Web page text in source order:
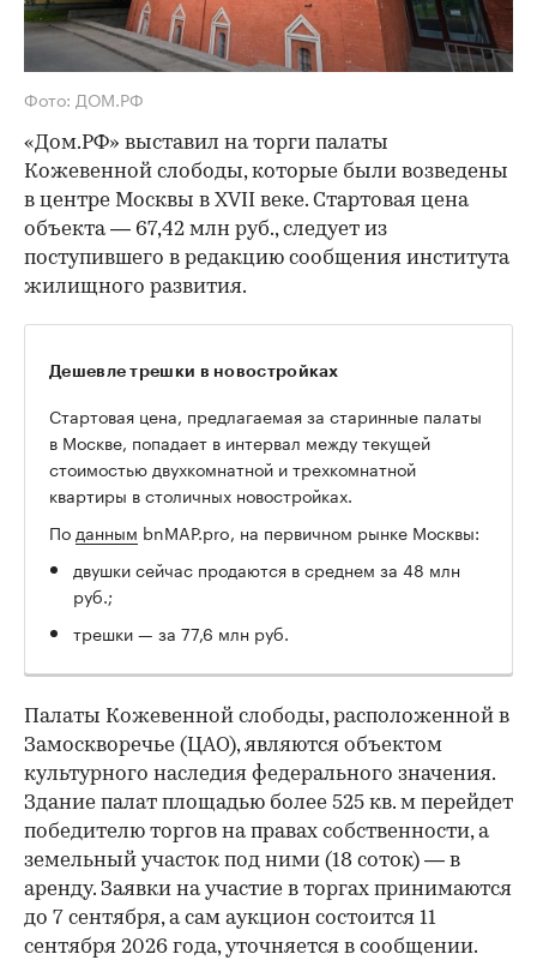
Фото: ДОМ.РФ
«Дом.РФ» выставил на торги палаты
Кожевенной слободы, которые были возведены
в центре Москвы в XVII веке. Стартовая цена
объекта — 67,42 млн руб., следует из
поступившего в редакцию сообщения института
жилищного развития.
Дешевле трешки в новостройках
Стартовая цена, предлагаемая за старинные палаты
в Москве, попадает в интервал между текущей
стоимостью двухкомнатной и трехкомнатной
квартиры в столичных новостройках.
По данным bnMAP.pro, на первичном рынке Москвы:
двушки сейчас продаются в среднем за 48 млн
руб.;
трешки — за 77,6 млн руб.
Палаты Кожевенной слободы, расположенной в
Замоскворечье (ЦАО), являются объектом
культурного наследия федерального значения.
Здание палат площадью более 525 кв. м перейдет
победителю торгов на правах собственности, а
земельный участок под ними (18 соток) — в
аренду. Заявки на участие в торгах принимаются
до 7 сентября, а сам аукцион состоится 11
сентября 2026 года, уточняется в сообщении.